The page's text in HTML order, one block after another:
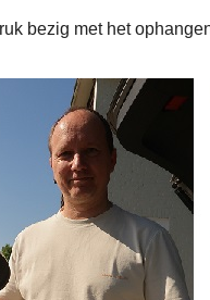
bezig met het